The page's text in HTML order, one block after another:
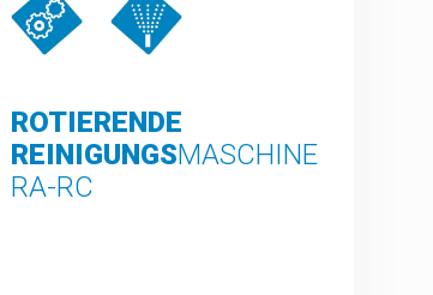
ROTIERENDE
REINIGUNGSMASCHINE
RA-RC